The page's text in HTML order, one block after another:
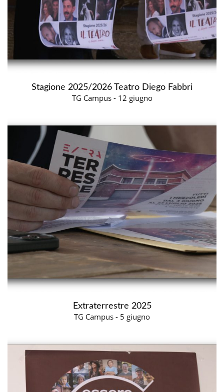
Stagione 2025/2026 Teatro Diego Fabbri
TG Campus - 12 giugno
Extraterrestre 2025
TG Campus - 5 giugno